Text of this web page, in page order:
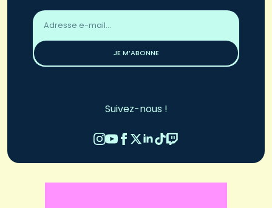
Adresse
email
JE M’ABONNE
Suivez-nous !